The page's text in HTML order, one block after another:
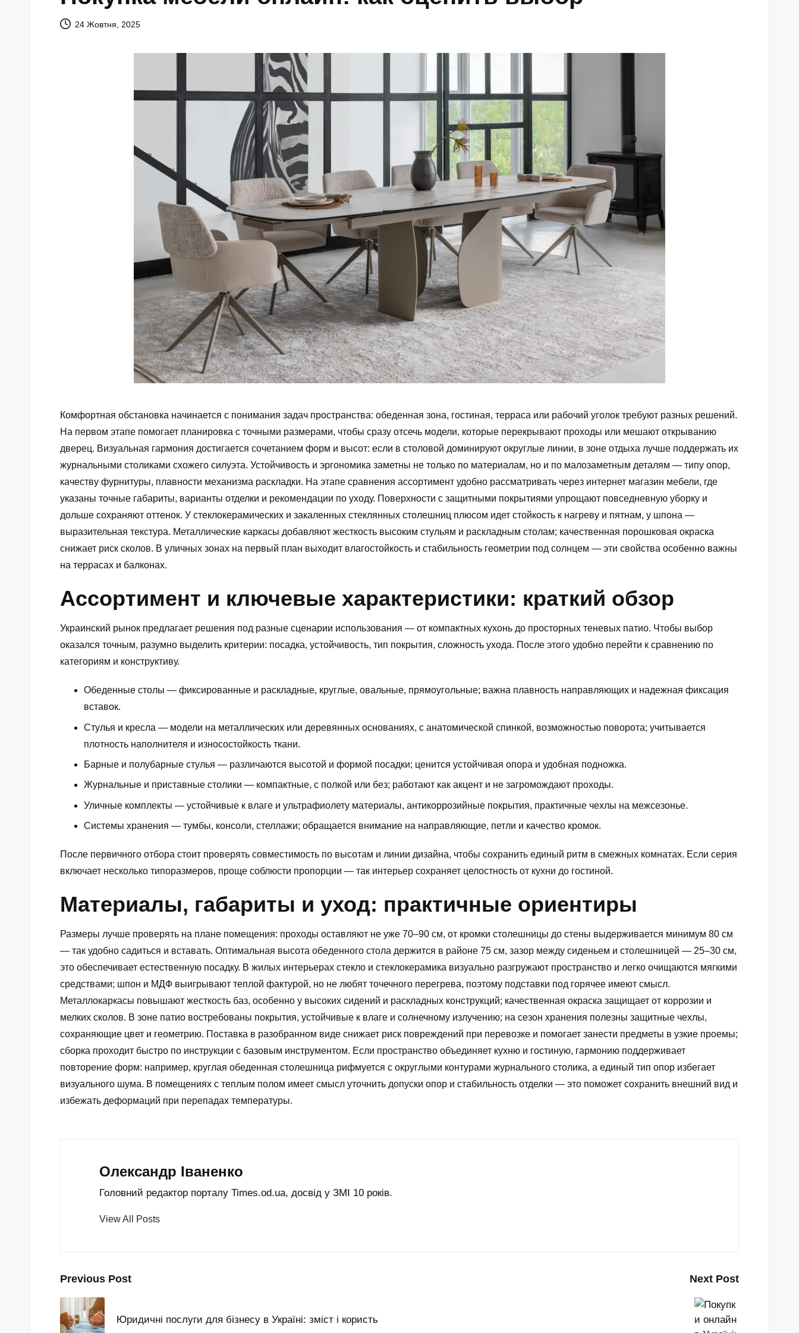
24 Жовтня, 2025
Комфортная обстановка начинается с понимания задач пространства: обеденная зона, гостиная, терраса или рабочий уголок требуют разных решений.
На первом этапе помогает планировка с точными размерами, чтобы сразу отсечь модели, которые перекрывают проходы или мешают открыванию
дверец. Визуальная гармония достигается сочетанием форм и высот: если в столовой доминируют округлые линии, в зоне отдыха лучше поддержать их
журнальными столиками схожего силуэта. Устойчивость и эргономика заметны не только по материалам, но и по малозаметным деталям — типу опор,
качеству фурнитуры, плавности механизма раскладки. На этапе сравнения ассортимент удобно рассматривать через интернет магазин мебели, где
указаны точные габариты, варианты отделки и рекомендации по уходу. Поверхности с защитными покрытиями упрощают повседневную уборку и
дольше сохраняют оттенок. У стеклокерамических и закаленных стеклянных столешниц плюсом идет стойкость к нагреву и пятнам, у шпона —
выразительная текстура. Металлические каркасы добавляют жесткость высоким стульям и раскладным столам; качественная порошковая окраска
снижает риск сколов. В уличных зонах на первый план выходит влагостойкость и стабильность геометрии под солнцем — эти свойства особенно важны
на террасах и балконах.
Ассортимент и ключевые характеристики: краткий обзор
Украинский рынок предлагает решения под разные сценарии использования — от компактных кухонь до просторных теневых патио. Чтобы выбор
оказался точным, разумно выделить критерии: посадка, устойчивость, тип покрытия, сложность ухода. После этого удобно перейти к сравнению по
категориям и конструктиву.
Обеденные столы — фиксированные и раскладные, круглые, овальные, прямоугольные; важна плавность направляющих и надежная фиксация
вставок.
Стулья и кресла — модели на металлических или деревянных основаниях, с анатомической спинкой, возможностью поворота; учитывается
плотность наполнителя и износостойкость ткани.
Барные и полубарные стулья — различаются высотой и формой посадки; ценится устойчивая опора и удобная подножка.
Журнальные и приставные столики — компактные, с полкой или без; работают как акцент и не загромождают проходы.
Уличные комплекты — устойчивые к влаге и ультрафиолету материалы, антикоррозийные покрытия, практичные чехлы на межсезонье.
Системы хранения — тумбы, консоли, стеллажи; обращается внимание на направляющие, петли и качество кромок.
После первичного отбора стоит проверять совместимость по высотам и линии дизайна, чтобы сохранить единый ритм в смежных комнатах. Если серия
включает несколько типоразмеров, проще соблюсти пропорции — так интерьер сохраняет целостность от кухни до гостиной.
Материалы, габариты и уход: практичные ориентиры
Размеры лучше проверять на плане помещения: проходы оставляют не уже 70–90 см, от кромки столешницы до стены выдерживается минимум 80 см
— так удобно садиться и вставать. Оптимальная высота обеденного стола держится в районе 75 см, зазор между сиденьем и столешницей — 25–30 см,
это обеспечивает естественную посадку. В жилых интерьерах стекло и стеклокерамика визуально разгружают пространство и легко очищаются мягкими
средствами; шпон и МДФ выигрывают теплой фактурой, но не любят точечного перегрева, поэтому подставки под горячее имеют смысл.
Металлокаркасы повышают жесткость баз, особенно у высоких сидений и раскладных конструкций; качественная окраска защищает от коррозии и
мелких сколов. В зоне патио востребованы покрытия, устойчивые к влаге и солнечному излучению; на сезон хранения полезны защитные чехлы,
сохраняющие цвет и геометрию. Поставка в разобранном виде снижает риск повреждений при перевозке и помогает занести предметы в узкие проемы;
сборка проходит быстро по инструкции с базовым инструментом. Если пространство объединяет кухню и гостиную, гармонию поддерживает
повторение форм: например, круглая обеденная столешница рифмуется с округлыми контурами журнального столика, а единый тип опор избегает
визуального шума. В помещениях с теплым полом имеет смысл уточнить допуски опор и стабильность отделки — это поможет сохранить внешний вид и
избежать деформаций при перепадах температуры.
Олександр Іваненко
Головний редактор порталу Times.od.ua, досвід у ЗМІ 10 років.
View All Posts
Post
navigation
Previous Post
Юридичні послуги для бізнесу в Україні: зміст і користь
Next Post